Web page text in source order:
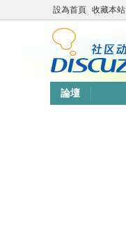
設為首頁 收藏本站
論壇